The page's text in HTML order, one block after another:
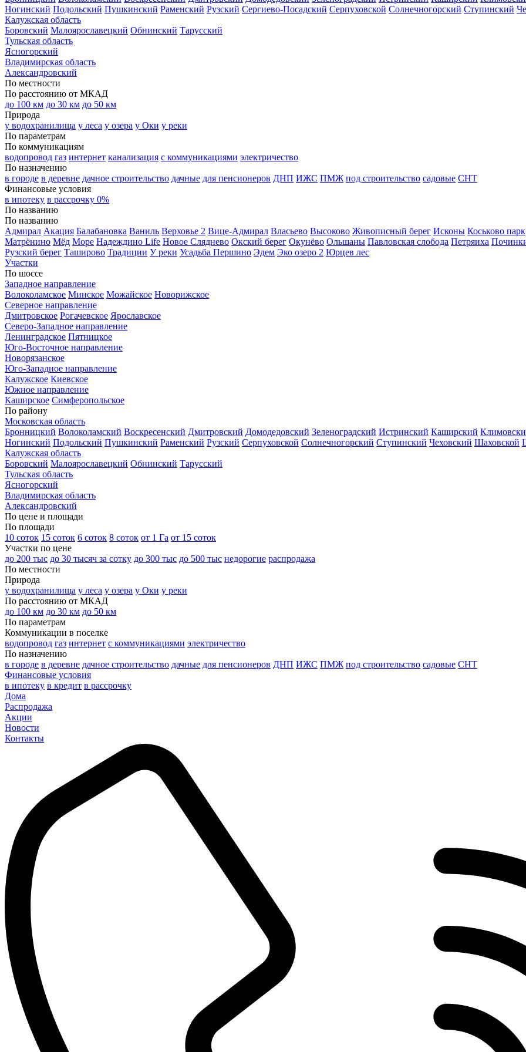
Ногинский Подольский Пушкинский Раменский Рузский Сергиево-Посадский Серпуховской Солнечногорский Ступинский
Калужская область
Боровский Малоярославецкий Обнинский Тарусский
Тульская область
Ясногорский
Владимирская область
Александровский
По местности
По расстоянию от МКАД
до 100 км до 30 км до 50 км
Природа
у водохранилища у леса у озера у Оки у реки
По параметрам
По коммуникациям
водопровод газ интернет канализация с коммуникациями электричество
По назначению
в городе в деревне дачное строительство дачные для пенсионеров ДНП ИЖС ПМЖ под строительство садовые СНТ
Финансовые условия
в ипотеку в рассрочку 0%
По названию
По названию
Адмирал Акация Балабановка Ваниль Верховье 2 Вице-Адмирал Власьево Высоково Живописный берег Исконы Коськово парк
Матрёнино Мёд Море Надеждино Life Новое Сляднево Окский берег Окунёво Ольшаны Павловская слобода Петряиха
Рузский берег Таширово Традиции У реки Усадьба Першино Эдем Эко озеро 2 Юрцев лес
Участки
По шоссе
Западное направление
Волоколамское Минское Можайское Новорижское
Северное направление
Дмитровское Рогачевское Ярославское
Северо-Западное направление
Ленинградское Пятницкое
Юго-Восточное направление
Новорязанское
Юго-Западное направление
Калужское Киевское
Южное направление
Каширское Симферопольское
По району
Московская область
Бронницкий Волоколамский Воскресенский Дмитровский Домодедовский Зеленоградский Истринский Каширский
Ногинский Подольский Пушкинский Раменский Рузский Серпуховской Солнечногорский Ступинский Чеховский Шаховской
Калужская область
Боровский Малоярославецкий Обнинский Тарусский
Тульская область
Ясногорский
Владимирская область
Александровский
По цене и площади
По площади
10 соток 15 соток 6 соток 8 соток от 1 Га от 15 соток
Участки по цене
до 200 тыс до 30 тысяч за сотку до 300 тыс до 500 тыс недорогие распродажа
По местности
Природа
у водохранилища у леса у озера у Оки у реки
По расстоянию от МКАД
до 100 км до 30 км до 50 км
По параметрам
Коммуникации в поселке
водопровод газ интернет с коммуникациями электричество
По назначению
в городе в деревне дачное строительство дачные для пенсионеров ДНП ИЖС ПМЖ под строительство садовые СНТ
Финансовые условия
в ипотеку в кредит в рассрочку
Дома
Распродажа
Акции
Новости
Контакты